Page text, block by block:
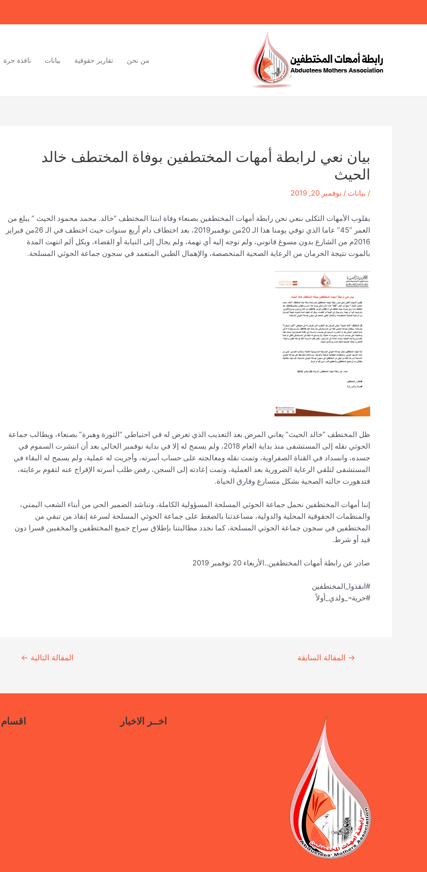
من نحن تقارير حقوقية بيانات نافذة حرة
بيان نعي لرابطة أمهات المختطفين بوفاة المختطف خالد
الحيث
/ بيانات / نوفمبر 20, 2019
بقلوب الأمهات الثكلى ننعي نحن رابطة أمهات المختطفين بصنعاء وفاة ابننا المختطف “خالد. محمد محمود الحيث ” يبلغ من
العمر “45” عاما الذي توفي يومنا هذا الـ 20من نوفمبر2019، بعد اختطاف دام أربع سنوات حيث اختطف في الـ 26من فبراير
2016م من الشارع بدون مسوغ قانوني، ولم توجه إليه أي تهمة، ولم يحال إلى النيابة أو القضاء، وبكل ألم انتهت المدة
بالموت نتيجة الحرمان من الرعاية الصحية المتخصصة، والإهمال الطبي المتعمد في سجون جماعة الحوثي المسلحة.
ظل المختطف “خالد الحيث” يعاني المرض بعد التعذيب الذي تعرض له في احتياطي “الثورة وهبرة” بصنعاء، ويطالب جماعة
الحوثي نقله إلى المستشفى منذ بداية العام 2018، ولم يسمح له إلا في بداية نوفمبر الحالي بعد أن انتشرت السموم في
جسده، وانسداد في القناة الصفراوية، وتمت نقله ومعالجته على حساب أسرته، وأجريت له عملية، ولم يسمح له البقاء في
المستشفى لتلقي الرعاية الضرورية بعد العملية، وتمت إعادته إلى السجن، رفض طلب أسرته الإفراج عنه لتقوم برعايته،
فتدهورت حالته الصحية بشكل متسارع وفارق الحياة.
إننا أمهات المختطفين نحمل جماعة الحوثي المسلحة المسؤولية الكاملة، ونناشد الضمير الحي من أبناء الشعب اليمني،
والمنظمات الحقوقية المحلية والدولية، مساعدتنا بالضغط على جماعة الحوثي المسلحة لسرعة إنقاذ من تبقي من
المختطفين في سجون جماعة الحوثي المسلحة، كما نجدد مطالبتنا بإطلاق سراح جميع المختطفين والمخفيين قسرا دون
قيد أو شرط.
صادر عن رابطة أمهات المختطفين..الأربعاء 20 نوفمبر 2019
#انقذوا_المختطفين
#حرية¬_ولدي_أولاً
Continue
→ المقالة السابقة المقالة التالية ←
اخــر الاخبار